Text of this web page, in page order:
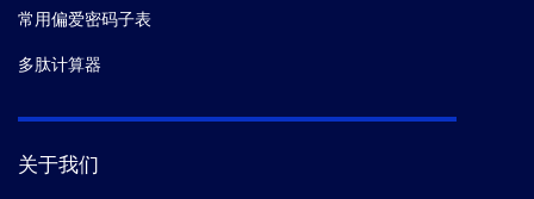
常用偏爱密码子表
多肽计算器
关于我们